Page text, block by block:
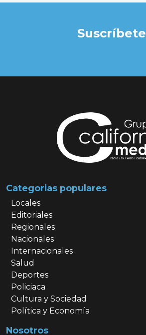
Suscríbete
Categorias populares
Locales
Editoriales
Regionales
Nacionales
Internacionales
Salud
Deportes
Policiaca
Cultura y Sociedad
Política y Economía
Nosotros